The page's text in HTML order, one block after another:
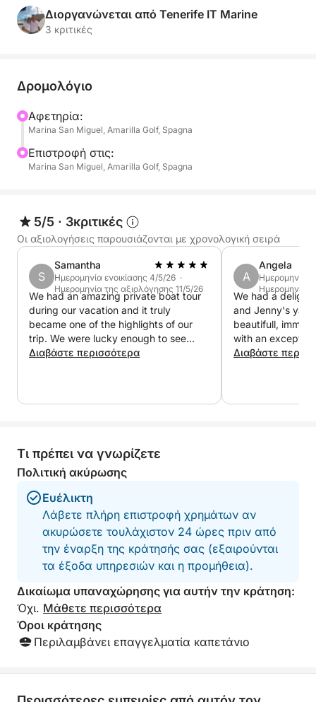
όπου μπορείτε να δοκιμάσετε τις δυνάμεις σας στο
ψάρεμα τόνου, μπαρακούντα ή ξιφία. Όλα αυτά
παρέες φίλων ή για όσους θέλουν να ζήσουν τη
θάλασσα με έναν αποκλειστικό και χαλαρό τρόπο,
αλλά χωρίς να αφιερώσουν όλη την ημέρα. Το
σκάφος μας είναι εξοπλισμένο με επαγγελματικό
πολυσύχναστες εκδρομές, εδώ θα αποφασίσετε
εσείς τον ρυθμό και το στυλ της περιπέτειας.
Διοργανώνεται από Tenerife IT Marine
3 κριτικές
Δρομολόγιο
Αφετηρία:
Marina San Miguel, Amarilla Golf, Spagna
Επιστροφή στις:
Marina San Miguel, Amarilla Golf, Spagna
5/5 · 3κριτικές
Οι αξιολογήσεις παρουσιάζονται με χρονολογική σειρά
S
Samantha
Ημερομηνία ενοικίασης 4/5/26 ·
Ημερομηνία της αξιολόγησης 11/5/26
We had an amazing private boat tour
during our vacation and it truly
became one of the highlights of our
trip. We were lucky enough to see
dolphins, enjoy complete relaxation on
The crew made us feel completely
welcome and taken care of throughout
the entire day. We are incredibly
grateful for this unforgettable and fully
organized experience. Highly
recommended to anyone looking for a
relaxing, fun, and special day on the
water!
Διαβάστε περισσότερα
A
Angela
Ημερομηνία
Ημερομηνία
We had a
and Jenny's
beautifull,
with an
interior. It would
Διαβάστε
Τι πρέπει να γνωρίζετε
Πολιτική ακύρωσης
Ευέλικτη
Λάβετε πλήρη επιστροφή χρημάτων αν
ακυρώσετε τουλάχιστον 24 ώρες πριν από
την έναρξη της κράτησής σας (εξαιρούνται
τα έξοδα υπηρεσιών και η προμήθεια).
Δικαίωμα υπαναχώρησης για αυτήν την κράτηση:
Όχι. Μάθετε περισσότερα
Όροι κράτησης
Περιλαμβάνει επαγγελματία καπετάνιο